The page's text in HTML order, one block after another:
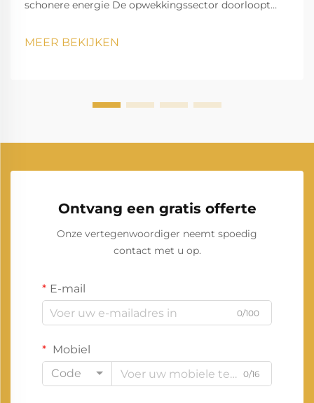
schonere energie De opwekkingssector doorloopt
elektriciteit opwekken en verbruiken verandert. Deze
MEER BEKIJKEN
Ontvang een gratis offerte
Onze vertegenwoordiger neemt spoedig
contact met u op.
E-mail
0/100
Mobiel
Code
0/16